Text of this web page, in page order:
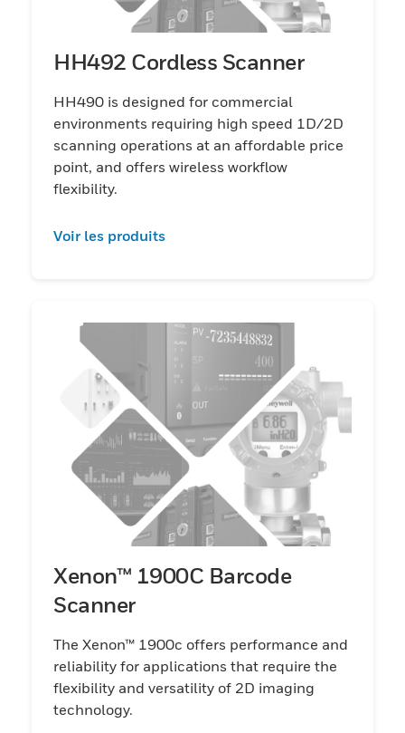
HH492 Cordless Scanner
HH490 is designed for commercial
environments requiring high speed 1D/2D
scanning operations at an affordable price
point, and offers wireless workflow
flexibility.
Voir les produits
Xenon™ 1900C Barcode
Scanner
The Xenon™ 1900c offers performance and
reliability for applications that require the
flexibility and versatility of 2D imaging
technology.